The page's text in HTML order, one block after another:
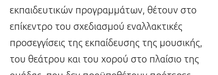
εκπαιδευτικών προγραμμάτων, θέτουν στο
επίκεντρο του σχεδιασμού εναλλακτικές
προσεγγίσεις της εκπαίδευσης της μουσικής,
του θεάτρου και του χορού στο πλαίσιο της